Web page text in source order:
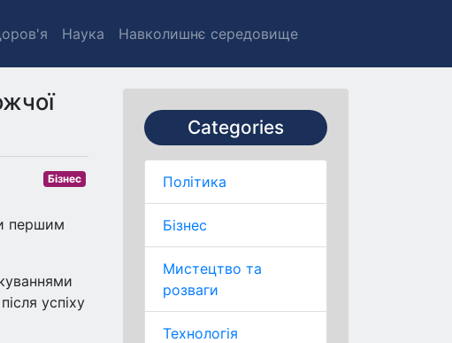
Наука Навколишнє середовище
Categories
Політика
Бізнес
Мистецтво та
розваги
Технологія
Бізнес
першим
успіху